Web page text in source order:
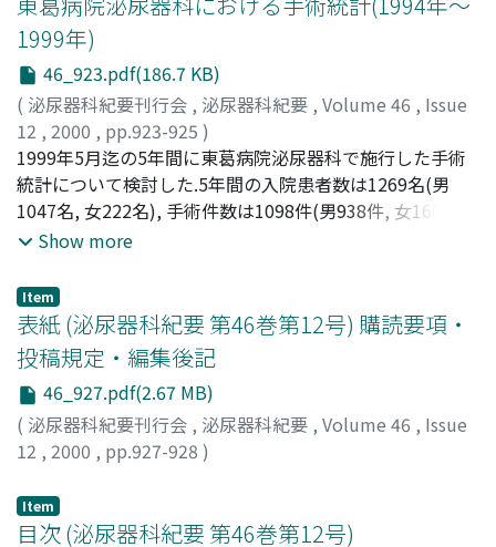
が多数癒合しており血管に富んでいた.摘出標本の免疫組
織学的検査でα-smooth muscle actin抗体による染色が陽
性であったことから高分化型平滑筋肉腫と診断された.自
験例を含め報告された29例について文献的考察を加え報告
した
1999年)
46_923.pdf(186.7 KB)
( 泌尿器科紀要刊行会 , 泌尿器科紀要 , Volume 46 , Issue
12 , 2000 , pp.923-925 )
増田, 広;小澤, 雅史;栗田, 晋;斉藤, 佳隆;一ノ瀬, 義雄;
MASUDA, Hiroshi;OZAWA, Masashi;KURITA, Susumu
SAITO, Yoshitaka; ICHINOSE, Yoshio
1999年5月迄の5年間に東葛病院泌尿器科で施行した手術
統計について検討した.5年間の入院患者数は1269名(男
1047名, 女222名), 手術件数は1098件(男938件, 女160件)
で, いずれも男が大半を占めており, 年次別では年々増加傾
手術は, 1996年度の1件, 1997年度の2件の計3件のみで,
1997年10月のESWL導入後は施行されていない.前立腺肥
大症の前立腺被膜下摘除術は1994年度には手術全体の1/3
を占めていたが徐々に減少し, 1998年度には約13%を占め
ているにすぎないのは, 内視鏡手術が増加したためと思わ
れる.悪性腫瘍の手術は5年間に, 根治的腎摘除術13例, 腎尿
管摘除術12例, 膀胱全摘除術5例, 前立腺全摘除術13例, 高
加に伴い悪性腫瘍の手術数が徐々に増加しており, 開腹術
の症例数は殆ど横ばい状態となっている
Show more
Item
表紙 (泌尿器科紀要 第46巻第12号) 購読要項・
投稿規定・編集後記
46_927.pdf(2.67 MB)
( 泌尿器科紀要刊行会 , 泌尿器科紀要 , Volume 46 , Issue
12 , 2000 , pp.927-928 )
Item
目次 (泌尿器科紀要 第46巻第12号)